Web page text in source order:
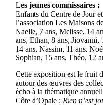
Les jeunes commissaires :
Enfants du Centre de Jour
l’association Les Maisons
Naelle, 7 ans, Melisse, 14
ans, Ethan, 8 ans, Jiovanni,
14 ans, Nassim, 11 ans,
Sophian, 15 ans, Théo, 12
Cette exposition est le fruit
autour des œuvres des
écho à la thématique
Côte d’Opale : Rien n’est